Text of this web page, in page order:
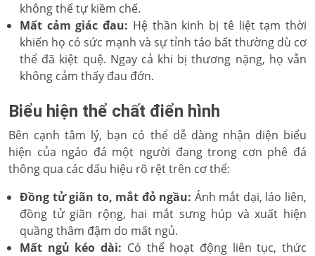
không thể tự kiềm chế.
Mất cảm giác đau: Hệ thần kinh bị tê liệt tạm thời
khiến họ có sức mạnh và sự tỉnh táo bất thường dù cơ
thể đã kiệt quệ. Ngay cả khi bị thương nặng, họ vẫn
không cảm thấy đau đớn.
Biểu hiện thể chất điển hình
Bên cạnh tâm lý, bạn có thể dễ dàng nhận diện biểu
hiện của ngáo đá một người đang trong cơn phê đá
thông qua các dấu hiệu rõ rệt trên cơ thể:
Đồng tử giãn to, mắt đỏ ngầu: Ánh mắt dại, láo liên,
đồng tử giãn rộng, hai mắt sưng húp và xuất hiện
quầng thâm đậm do mất ngủ.
Mất ngủ kéo dài: Có thể hoạt động liên tục, thức